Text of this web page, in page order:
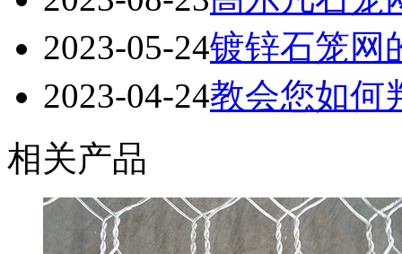
2023-05-24镀锌石笼网
2023-04-24教会您如何
相关产品